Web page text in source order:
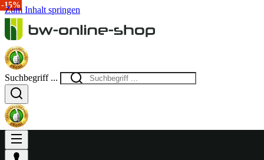
Zum Inhalt springen
Suchbegriff ...
-15%
-15%